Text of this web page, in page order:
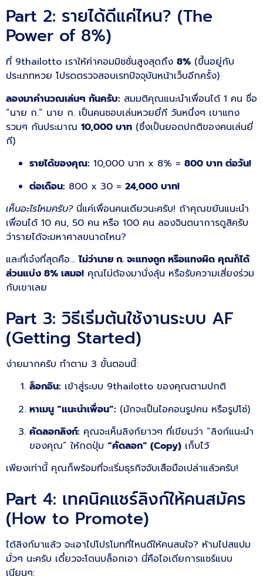
Part 2: รายได้ดีแค่ไหน? (The
Power of 8%)
ที่ 9thailotto เราให้ค่าคอมมิชชั่นสูงสุดถึง 8% (ขึ้นอยู่กับ
ประเภทหวย โปรดตรวจสอบเรทปัจจุบันหน้าเว็บอีกครั้ง)
ลองมาคำนวณเล่นๆ กันครับ: สมมติคุณแนะนำเพื่อนได้ 1 คน ชื่อ
“นาย ก.” นาย ก. เป็นคนชอบเล่นหวยยี่กี วันหนึ่งๆ เขาแทง
รวมๆ กันประมาณ 10,000 บาท (ซึ่งเป็นยอดปกติของคนเล่นยี่
กี)
รายได้ของคุณ: 10,000 บาท x 8% = 800 บาท ต่อวัน!
ต่อเดือน: 800 x 30 = 24,000 บาท!
เห็นอะไรไหมครับ?นี่แค่เพื่อนคนเดียวนะครับ! ถ้าคุณขยันแนะนำ
เพื่อนได้ 10 คน, 50 คน หรือ 100 คน ลองจินตนาการดูสิครับ
ว่ารายได้จะมหาศาลขนาดไหน?
และที่เจ๋งที่สุดคือ…ไม่ว่านาย ก. จะแทงถูก หรือแทงผิด คุณก็ได้
ส่วนแบ่ง 8% เสมอ! คุณไม่ต้องมานั่งลุ้น หรือรับความเสี่ยงร่วม
กับเขาเลย
Part 3: วิธีเริ่มต้นใช้งานระบบ AF
(Getting Started)
ง่ายมากครับ ทำตาม 3 ขั้นตอนนี้:
ล็อกอิน: เข้าสู่ระบบ 9thailotto ของคุณตามปกติ
หาเมนู “แนะนำเพื่อน”: (มักจะเป็นไอคอนรูปคน หรือรูปโซ่)
คัดลอกลิงก์: คุณจะเห็นลิงก์ยาวๆ ที่เขียนว่า “ลิงก์แนะนำ
ของคุณ” ให้กดปุ่ม “คัดลอก” (Copy) เก็บไว้
เพียงเท่านี้ คุณก็พร้อมที่จะเริ่มธุรกิจจับเสือมือเปล่าแล้วครับ!
Part 4: เทคนิคแชร์ลิงก์ให้คนสมัคร
(How to Promote)
ได้ลิงก์มาแล้ว จะเอาไปโปรโมทที่ไหนดีให้คนสนใจ? ห้ามไปสแปม
มั่วๆ นะครับ เดี๋ยวจะโดนบล็อกเอา นี่คือไอเดียการแชร์แบบ
เนียนๆ: